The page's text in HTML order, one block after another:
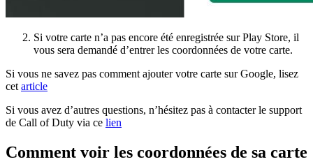
Si votre carte n’a pas encore été enregistrée sur Play Store, il
vous sera demandé d’entrer les coordonnées de votre carte.
Si vous ne savez pas comment ajouter votre carte sur Google, lisez
cet article
Si vous avez d’autres questions, n’hésitez pas à contacter le support
de Call of Duty via ce lien
Comment voir les coordonnées de sa carte